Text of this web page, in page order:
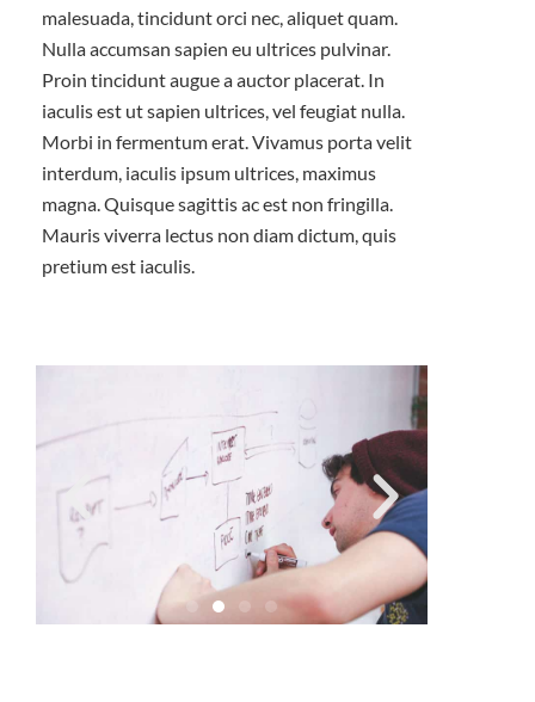
malesuada, tincidunt orci nec, aliquet quam.
Nulla accumsan sapien eu ultrices pulvinar.
Proin tincidunt augue a auctor placerat. In
iaculis est ut sapien ultrices, vel feugiat nulla.
Morbi in fermentum erat. Vivamus porta velit
interdum, iaculis ipsum ultrices, maximus
magna. Quisque sagittis ac est non fringilla.
Mauris viverra lectus non diam dictum, quis
pretium est iaculis.